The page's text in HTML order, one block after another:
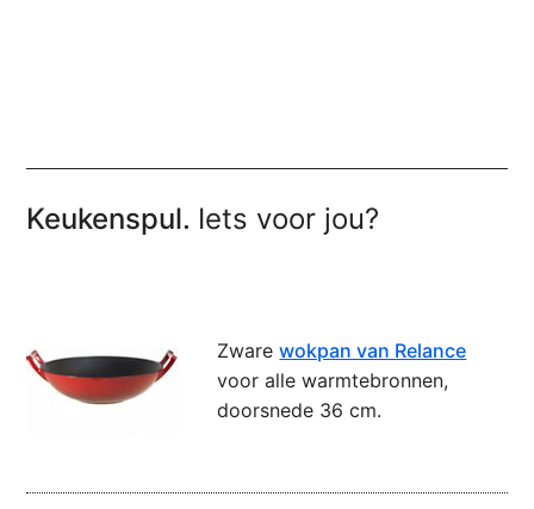
Keukenspul. Iets voor jou?
Zwarewokpan van Relance
voor alle warmtebronnen,
doorsnede 36 cm.